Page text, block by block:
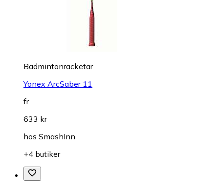
Badmintonracketar
Yonex ArcSaber 11
fr.
633 kr
hos SmashInn
+4 butiker